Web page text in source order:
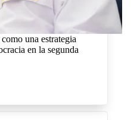
una estrategia
en la segunda